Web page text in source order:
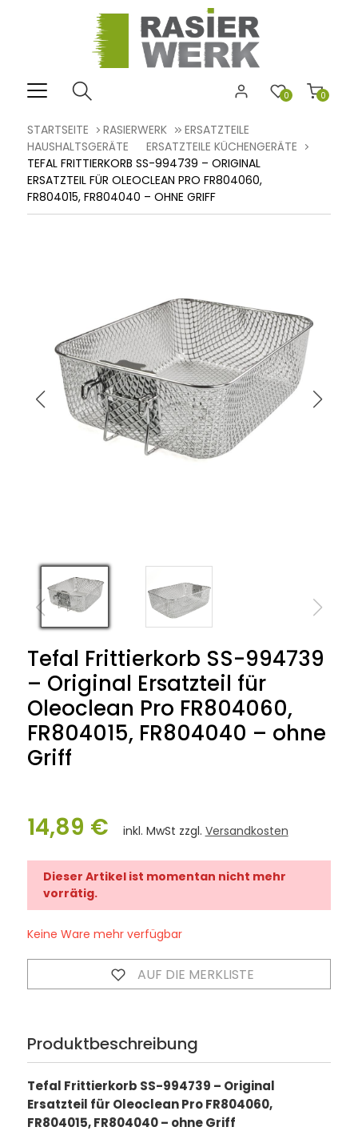
0
0
STARTSEITE RASIERWERK
ERSATZTEILE
HAUSHALTSGERÄTE
ERSATZTEILE KÜCHENGERÄTE
TEFAL FRITTIERKORB SS-994739 – ORIGINAL
ERSATZTEIL FÜR OLEOCLEAN PRO FR804060,
FR804015, FR804040 – OHNE GRIFF
Tefal Frittierkorb SS-994739
– Original Ersatzteil für
Oleoclean Pro FR804060,
FR804015, FR804040 – ohne
Griff
14,89 € inkl. MwSt zzgl. Versandkosten
Dieser Artikel ist momentan nicht mehr
vorrätig.
Keine Ware mehr verfügbar
AUF DIE MERKLISTE
Produktbeschreibung
Tefal Frittierkorb SS-994739 – Original
Ersatzteil für Oleoclean Pro FR804060,
FR804015, FR804040 – ohne Griff